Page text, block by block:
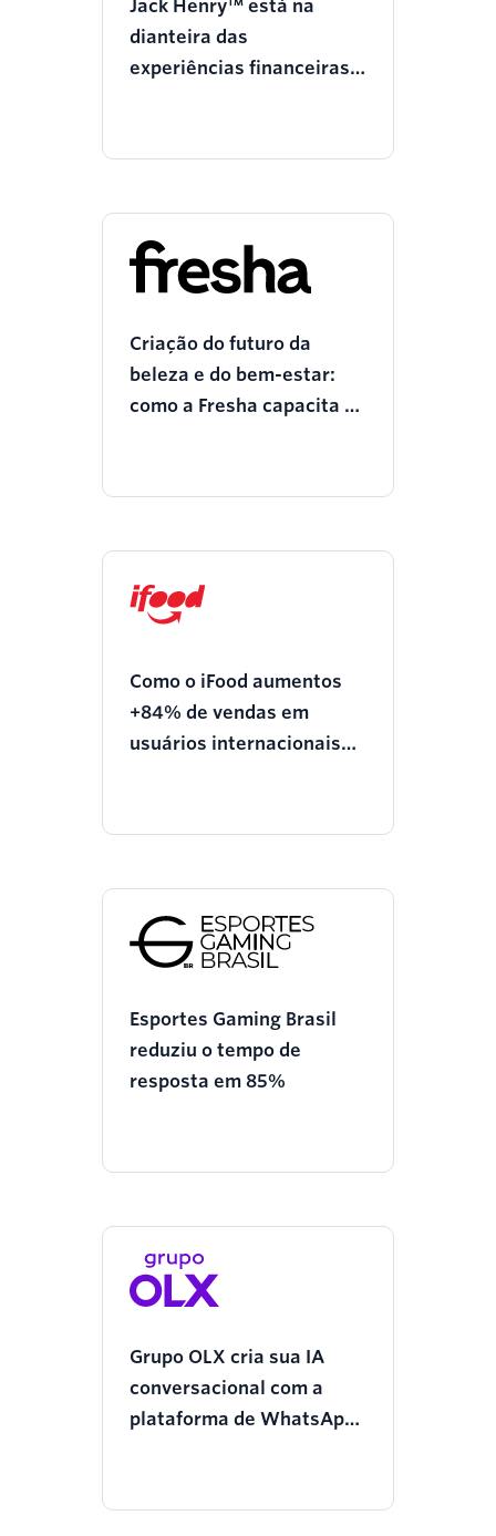
Jack Henry™ está na
dianteira das
experiências financeiras
Criação do futuro da
beleza e do bem-estar:
como a Fresha capacita as
Como o iFood aumentos
+84% de vendas em
usuários internacionais
Esportes Gaming Brasil
reduziu o tempo de
resposta em 85%
Grupo OLX cria sua IA
conversacional com a
plataforma de WhatsApp